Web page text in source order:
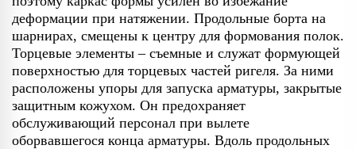
деформации при натяжении. Продольные борта на
шарнирах, смещены к центру для формования полок.
Торцевые элементы – съемные и служат формующей
поверхностью для торцевых частей ригеля. За ними
расположены упоры для запуска арматуры, закрытые
защитным кожухом. Он предохраняет
обслуживающий персонал при вылете
оборвавшегося конца арматуры. Вдоль продольных